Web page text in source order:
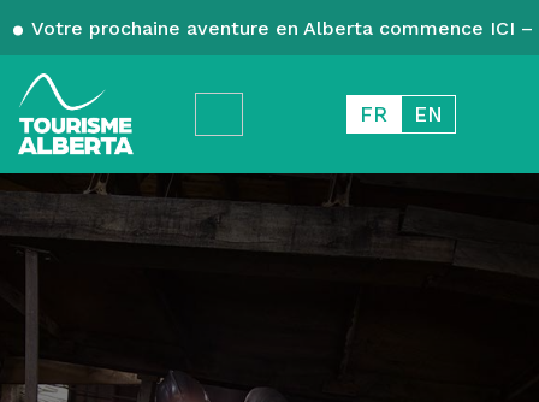
Votre prochaine aventure en Alberta commence ICI
FR EN